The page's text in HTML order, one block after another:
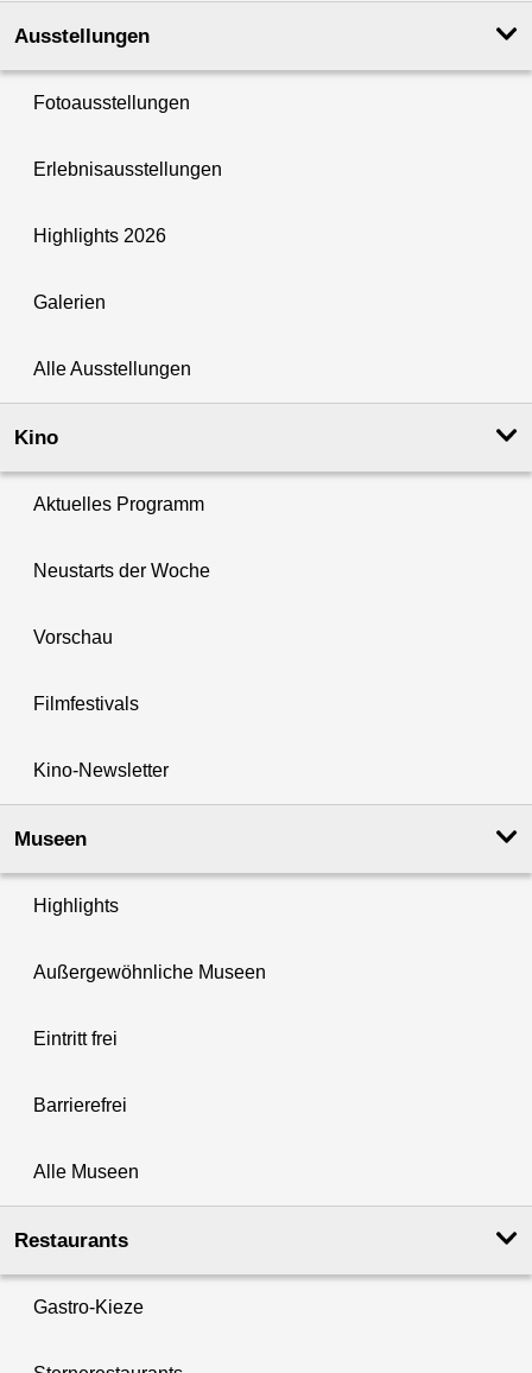
Ausstellungen
Fotoausstellungen
Erlebnisausstellungen
Highlights 2026
Galerien
Alle Ausstellungen
Kino
Aktuelles Programm
Neustarts der Woche
Vorschau
Filmfestivals
Kino-Newsletter
Museen
Highlights
Außergewöhnliche Museen
Eintritt frei
Barrierefrei
Alle Museen
Restaurants
Gastro-Kieze